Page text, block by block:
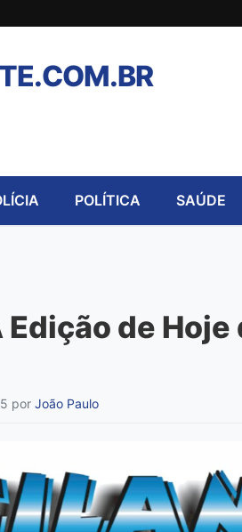
POLÍTICA SAÚDE
Edição de
por João Paulo